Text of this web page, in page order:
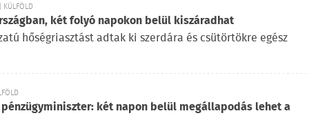
két folyó napokon belül kiszáradhat
hőségriasztást adtak ki szerdára és csütörtökre egész
két napon belül megállapodás lehet a